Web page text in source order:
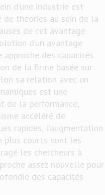
d’une industrie est
théories au sein de la
de cet avantage
d’un avantage
approche des capacités
de la firme basée sur
sa relation avec un
est une
de la performance,
accéléré de
rapides, l’augmentation
plus courts sont les
les chercheurs à
assez nouvelle pour
des capacités